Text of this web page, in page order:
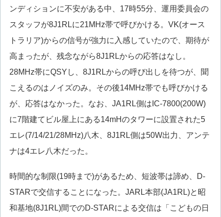
ンディションに不安がある中、17時55分、運用委員会の
スタッフが8J1RLに21MHz帯で呼びかける。VK(オース
トラリア)からの信号が強力に入感していたので、期待が
高まったが、残念ながら8J1RLからの応答はなし。
28MHz帯にQSYし、8J1RLからの呼び出しを待つが、聞
こえるのはノイズのみ。その後14MHz帯でも呼びかける
が、応答はなかった。なお、JA1RL側はIC-7800(200W)
に7階建てビル屋上にある14mHのタワーに設置された5
エレ(7/14/21/28MHz)八木、8J1RL側は50W出力、アンテ
ナは4エレ八木だった。
時間的な制限(19時まで)があるため、短波帯は諦め、D-
STARで交信することになった。JARL本部(JA1RL)と昭
和基地(8J1RL)間でのD-STARによる交信は「こどもの日